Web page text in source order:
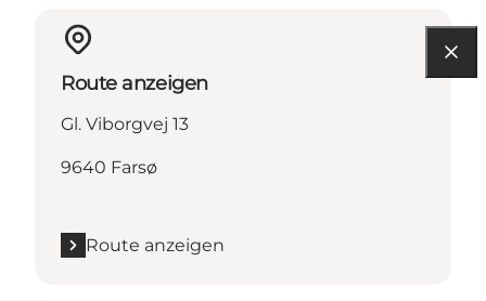
Route anzeigen
Gl. Viborgvej 13
9640 Farsø
Route anzeigen